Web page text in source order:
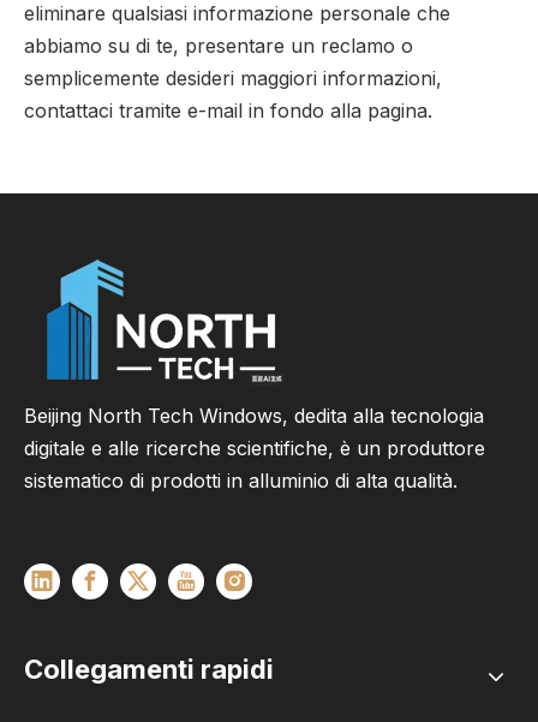
eliminare qualsiasi informazione personale che
abbiamo su di te, presentare un reclamo o
semplicemente desideri maggiori informazioni,
contattaci tramite e-mail in fondo alla pagina.
Beijing North Tech Windows, dedita alla tecnologia
digitale e alle ricerche scientifiche, è un produttore
sistematico di prodotti in alluminio di alta qualità.
Collegamenti rapidi